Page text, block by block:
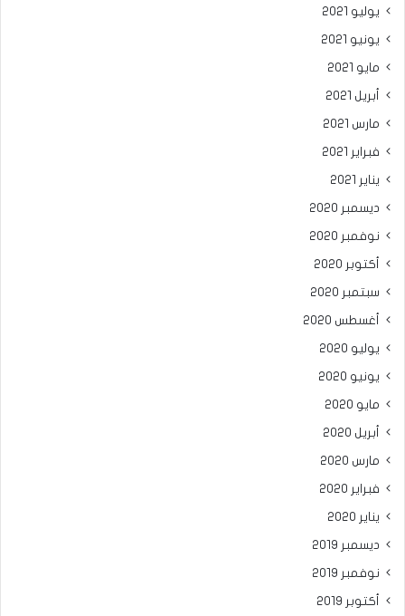
يوليو 2021
يونيو 2021
مايو 2021
أبريل 2021
مارس 2021
فبراير 2021
يناير 2021
ديسمبر 2020
نوفمبر 2020
أكتوبر 2020
سبتمبر 2020
أغسطس 2020
يوليو 2020
يونيو 2020
مايو 2020
أبريل 2020
مارس 2020
فبراير 2020
يناير 2020
ديسمبر 2019
نوفمبر 2019
أكتوبر 2019